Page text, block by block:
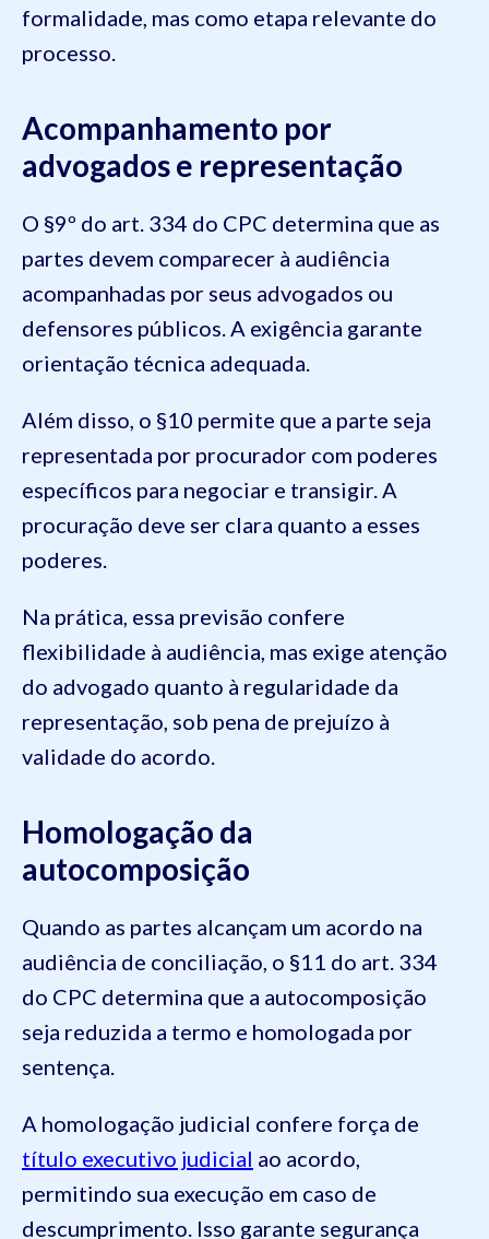
formalidade, mas como etapa relevante do
processo.
Acompanhamento por
advogados e representação
O §9º do art. 334 do CPC determina que as
partes devem comparecer à audiência
acompanhadas por seus advogados ou
defensores públicos. A exigência garante
orientação técnica adequada.
Além disso, o §10 permite que a parte seja
representada por procurador com poderes
específicos para negociar e transigir. A
procuração deve ser clara quanto a esses
poderes.
Na prática, essa previsão confere
flexibilidade à audiência, mas exige atenção
do advogado quanto à regularidade da
representação, sob pena de prejuízo à
validade do acordo.
Homologação da
autocomposição
Quando as partes alcançam um acordo na
audiência de conciliação, o §11 do art. 334
do CPC determina que a autocomposição
seja reduzida a termo e homologada por
sentença.
A homologação judicial confere força de
título executivo judicial ao acordo,
permitindo sua execução em caso de
descumprimento. Isso garante segurança